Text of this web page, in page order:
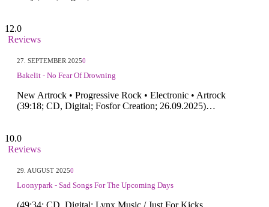
12.0
Reviews
27. SEPTEMBER 20250
Bakelit - No Fear Of Drowning
New Artrock • Progressive Rock • Electronic • Artrock
(39:18; CD, Digital; Fosfor Creation; 26.09.2025)…
10.0
Reviews
29. AUGUST 20250
Loonypark - Sad Songs For The Upcoming Days
(49:34; CD, Digital; Lynx Music / Just For Kicks,